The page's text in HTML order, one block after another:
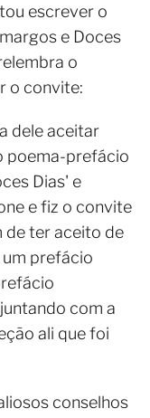
escrever o
e Doces
o
o convite:
dele aceitar
poema-prefácio
Dias' e
e fiz o convite
de ter aceito de
prefácio
com a
ali que foi
conselhos